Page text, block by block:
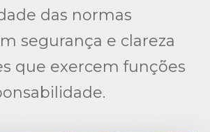
das normas
segurança e clareza
que exercem funções